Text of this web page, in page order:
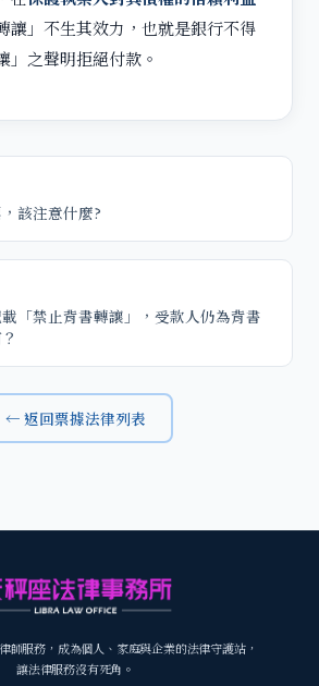
讓」不生其效力，也就是銀行不得
」之聲明拒絕付款。
該注意什麼?
「禁止背書轉讓」，受款人仍為背書
← 返回票據法律列表
師服務，成為個人、家庭與企業的法律守護站，
讓法律服務沒有死角。